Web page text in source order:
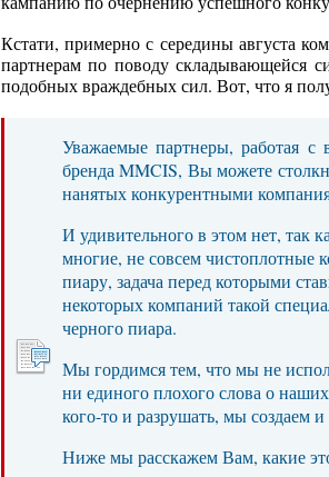
Кстати, примерно с середины августа
партнерам по поводу складывающейся
подобных враждебных сил. Вот, что я
Уважаемые партнеры, работая
бренда MMCIS, Вы можете
нанятых конкурентными
И удивительного в этом нет, так
многие, не совсем чистоплотные
пиару, задача перед которыми
некоторых компаний такой
черного пиара.
Мы гордимся тем, что мы не
ни единого плохого слова о
кого-то и разрушать, мы создаем
Ниже мы расскажем Вам, какие